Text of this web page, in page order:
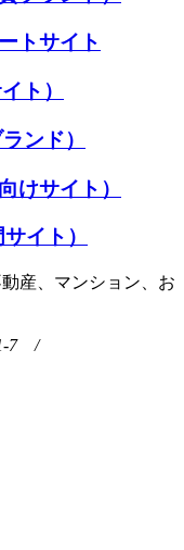
トサイト
ト）
ンド）
けサイト）
イト）
産、マンション、お
1-7 /